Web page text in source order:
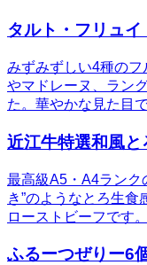
タルト・フリュイ
みずみずしい4種の
やマドレーヌ、ラン
た。華やかな見た目
近江牛特選和風
最高級A5・A4ランク
き”のようなとろ生
ローストビーフです。
ふるーつぜりー6